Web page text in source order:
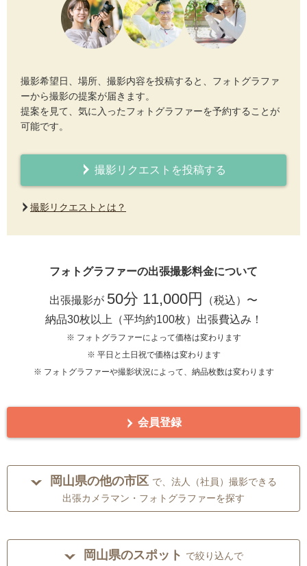
撮影希望日、場所、撮影内容を投稿すると、フォトグラファ
ーから撮影の提案が届きます。
提案を見て、気に入ったフォトグラファーを予約することが
可能です。
撮影リクエストを投稿する
撮影リクエストとは？
フォトグラファーの出張撮影料金について
出張撮影が 50分 11,000円
（税込）〜
納品30枚以上（平均約100枚）出張費込み！
※ フォトグラファーによって価格は変わります
※ 平日と土日祝で価格は変わります
※ フォトグラファーや撮影状況によって、納品枚数は変わります
会員登録
岡山県の他の市区 で、法人（社員）撮影できる
出張カメラマン・フォトグラファーを探す
岡山県のスポット で絞り込んで